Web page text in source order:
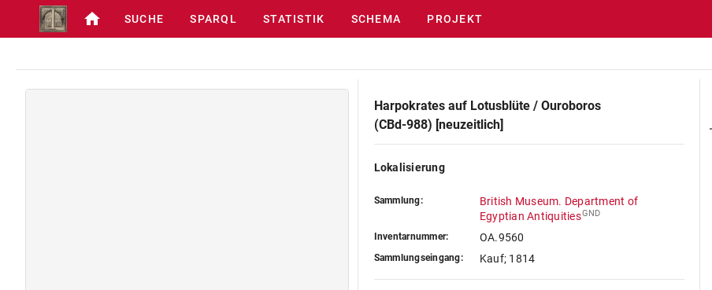
SUCHE SPARQL STATISTIK SCHEMA PROJEKT
Harpokrates auf Lotusblüte / Ouroboros
(CBd-988) [neuzeitlich]
Lokalisierung
Sammlung:
British Museum. Department of
Egyptian AntiquitiesGND
Inventarnummer: OA.9560
Sammlungseingang: Kauf; 1814